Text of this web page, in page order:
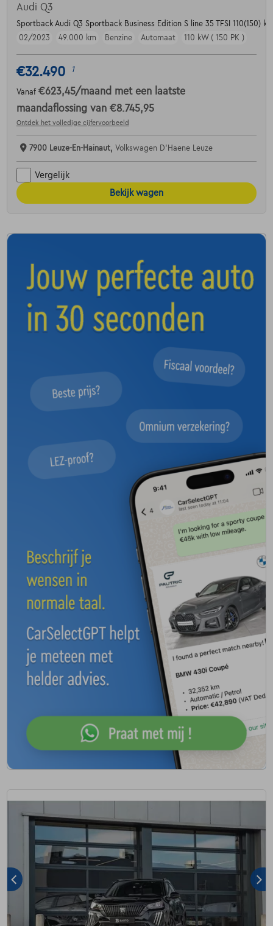
Audi Q3
Sportback Audi Q3 Sportback Business Edition S line 35 TFSI 110(150)
02/2023
49.000 km Benzine Automaat 110 kW ( 150 PK )
€32.490 1
Vanaf €623,45/maand met een laatste
maandaflossing van €8.745,95
Ontdek het volledige cijfervoorbeeld
7900 Leuze-En-Hainaut, Volkswagen D'Haene Leuze
Vergelijk
Bekijk wagen